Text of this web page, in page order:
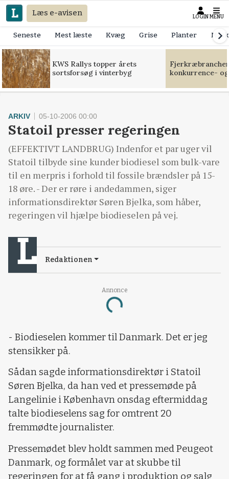
Læs e-avisen LOGIN MENU
Seneste Mest læste Kvæg Grise Planter
KWS Rallys topper årets
sortsforsøg i vinterbyg
konkurrence-
Annonce
Loading...
ARKIV 05-10-2006 00:00
Statoil presser regeringen
(EFFEKTIVT LANDBRUG) Indenfor et par uger vil
Statoil tilbyde sine kunder biodiesel som bulk-vare
til en merpris i forhold til fossile brændsler på 15-
18 øre. - Der er røre i andedammen, siger
informationsdirektør Søren Bjelka, som håber,
regeringen vil hjælpe biodieselen på vej.
Redaktionen
- Biodieselen kommer til Danmark. Det er jeg
stensikker på.
Sådan sagde informationsdirektør i Statoil
Søren Bjelka, da han ved et pressemøde på
Langelinie i København onsdag eftermiddag
talte biodieselens sag for omtrent 20
fremmødte journalister.
Pressemødet blev holdt sammen med Peugeot
Danmark, og formålet var at skubbe til
regeringen for at få gang i produktion og salg